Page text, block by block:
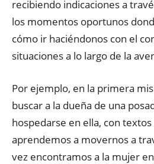
recibiendo indicaciones a
los momentos oportunos
cómo ir haciéndonos con el
situaciones a lo largo de la
Por ejemplo, en la primera
buscar a la dueña de una
hospedarse en ella, con
aprendemos a movernos a
vez encontramos a la mujer